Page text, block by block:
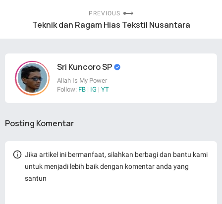
PREVIOUS
Teknik dan Ragam Hias Tekstil Nusantara
Sri Kuncoro SP
Allah Is My Power
Follow: FB | IG | YT
Posting Komentar
Jika artikel ini bermanfaat, silahkan berbagi dan bantu kami
untuk menjadi lebih baik dengan komentar anda yang
santun